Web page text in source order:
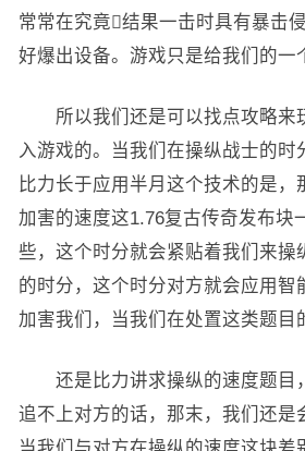
常常在究竟结果一击时具有暴击
好爆出设备。游戏只是给我们的一
所以我们还是可以找点攻略来
入游戏的。当我们在操纵战士的时
比力长于应用半月这个技术的是，
加害的速度这1.76复古传奇发布块
些，这个时分就会紧贴着我们来操
的时分，这个时分对方就会应用智
加害我们，当我们在处置这类题目
还是比力讲求操纵的速度题目
追不上对方的话，那末，我们还是